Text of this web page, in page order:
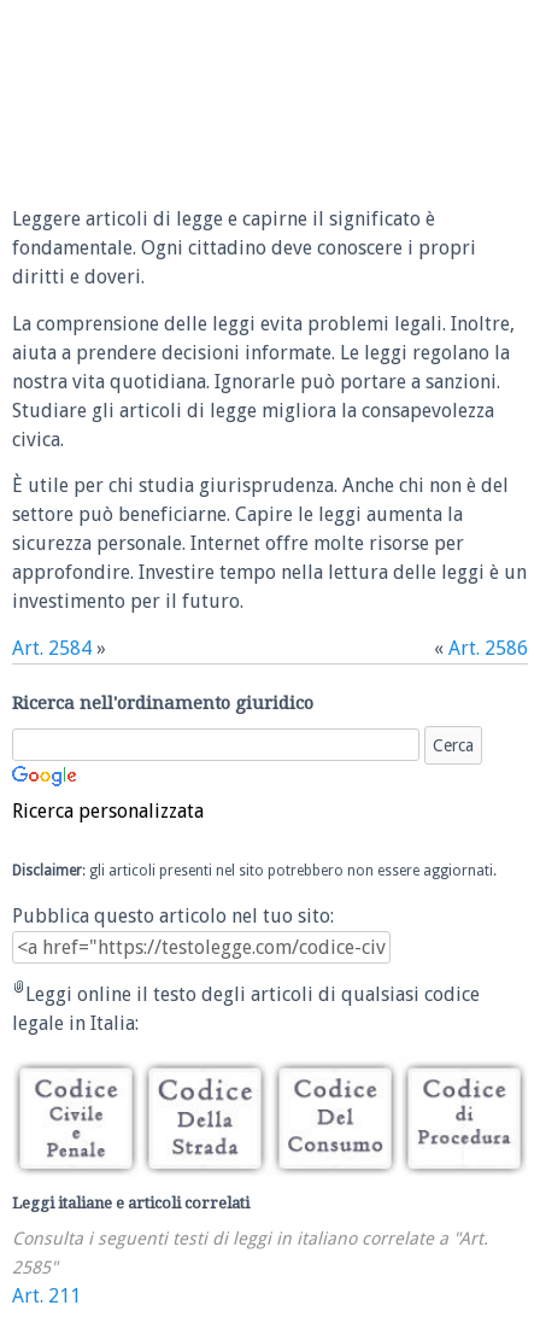
Leggere articoli di legge e capirne il significato è
fondamentale. Ogni cittadino deve conoscere i propri
diritti e doveri.
La comprensione delle leggi evita problemi legali. Inoltre,
aiuta a prendere decisioni informate. Le leggi regolano la
nostra vita quotidiana. Ignorarle può portare a sanzioni.
Studiare gli articoli di legge migliora la consapevolezza
civica.
È utile per chi studia giurisprudenza. Anche chi non è del
settore può beneficiarne. Capire le leggi aumenta la
sicurezza personale. Internet offre molte risorse per
approfondire. Investire tempo nella lettura delle leggi è un
investimento per il futuro.
Art. 2584 » « Art. 2586
Ricerca nell'ordinamento giuridico
Ricerca personalizzata
Disclaimer: gli articoli presenti nel sito potrebbero non essere aggiornati.
Pubblica questo articolo nel tuo sito:
Leggi online il testo degli articoli di qualsiasi codice
legale in Italia:
Leggi italiane e articoli correlati
Consulta i seguenti testi di leggi in italiano correlate a "Art.
2585"
Art. 211